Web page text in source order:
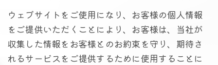
ウェブサイトをご使用になり、お客様の個人情報
をご提供いただくことにより、お客様は、当社が
収集した情報をお客様とのお約束を守り、期待さ
れるサービスをご提供するために使用することに